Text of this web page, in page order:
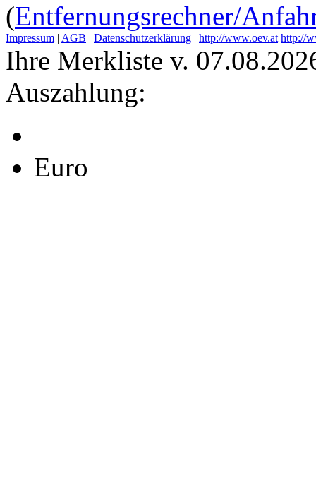
(Entfernungsrechner/
Impressum | AGB | Datenschutzerklärung | http://www.oev.at http://
Ihre Merkliste v.
Auszahlung:
Euro